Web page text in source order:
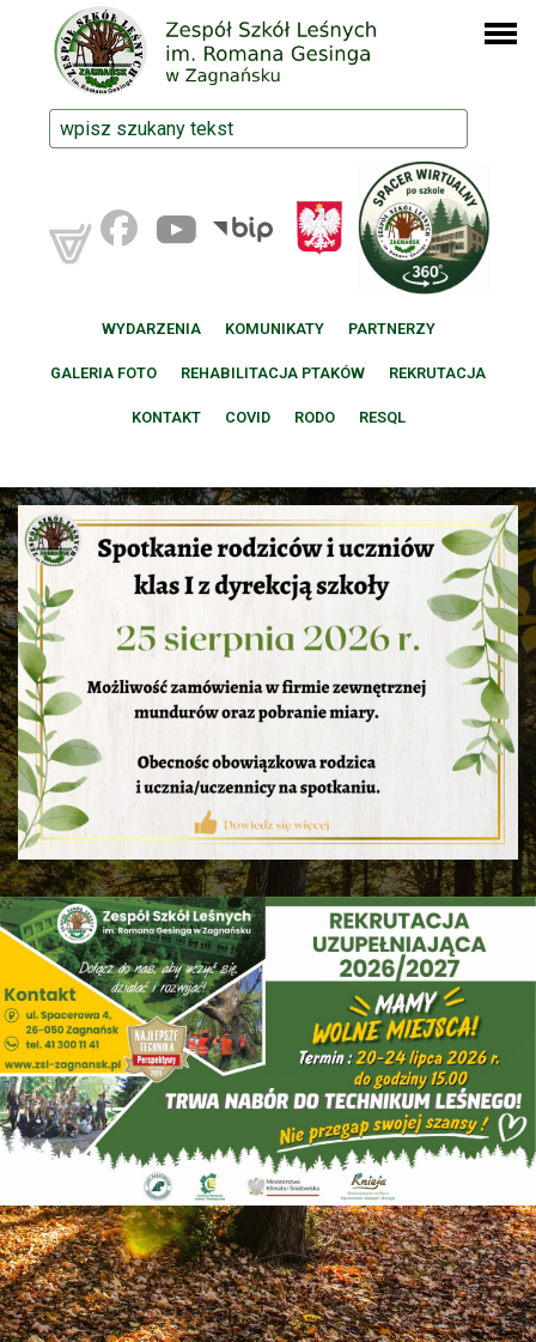
WYDARZENIA KOMUNIKATY PARTNERZY
GALERIA FOTO REHABILITACJA PTAKÓW REKRUTACJA
KONTAKT COVID RODO RESQL